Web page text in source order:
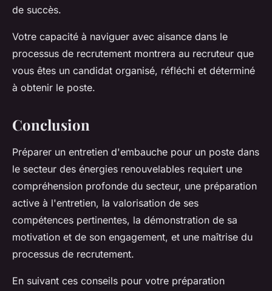
de succès.
Votre capacité à naviguer avec aisance dans le
processus de recrutement montrera au recruteur que
vous êtes un candidat organisé, réfléchi et déterminé
à obtenir le poste.
Conclusion
Préparer un entretien d'embauche pour un poste dans
le secteur des énergies renouvelables requiert une
compréhension profonde du secteur, une préparation
active à l'entretien, la valorisation de ses
compétences pertinentes, la démonstration de sa
motivation et de son engagement, et une maîtrise du
processus de recrutement.
En suivant ces conseils pour votre préparation